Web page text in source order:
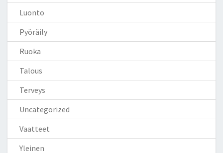
Luonto
Pyöräily
Ruoka
Talous
Terveys
Uncategorized
Vaatteet
Yleinen